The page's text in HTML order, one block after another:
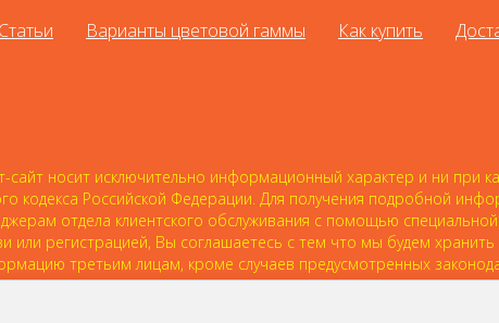
Статьи Варианты цветовой гаммы Как купить
носит исключительно информационный характер и ни при
кодекса Российской Федерации. Для получения подробной
отдела клиентского обслуживания с помощью
или регистрацией, Вы соглашаетесь с тем что мы будем
третьим лицам, кроме случаев предусмотренных